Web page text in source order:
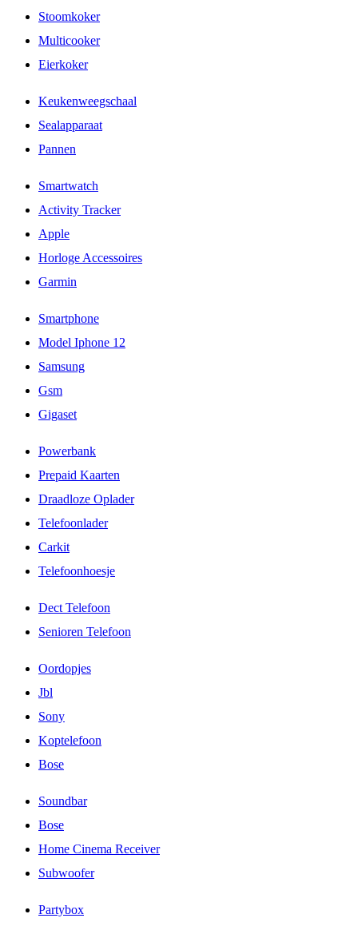
Stoomkoker
Multicooker
Eierkoker
Keukenweegschaal
Sealapparaat
Pannen
Smartwatch
Activity Tracker
Apple
Horloge Accessoires
Garmin
Smartphone
Model Iphone 12
Samsung
Gsm
Gigaset
Powerbank
Prepaid Kaarten
Draadloze Oplader
Telefoonlader
Carkit
Telefoonhoesje
Dect Telefoon
Senioren Telefoon
Oordopjes
Jbl
Sony
Koptelefoon
Bose
Soundbar
Bose
Home Cinema Receiver
Subwoofer
Partybox